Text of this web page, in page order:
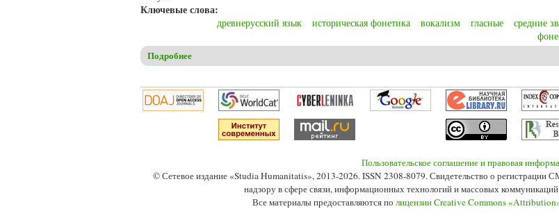
Ключевые слова:
древнерусский язык историческая фонетика вокализм гласные средние
Подробнее
Пользовательское соглашение и правовая
© Сетевое издание «Studia Humanitatis», 2013-2026. ISSN 2308-8079. Свидетельство о
надзору в сфере связи, информационных технологий и массовых
Все материалы предоставляются по лицензии Creative Commons